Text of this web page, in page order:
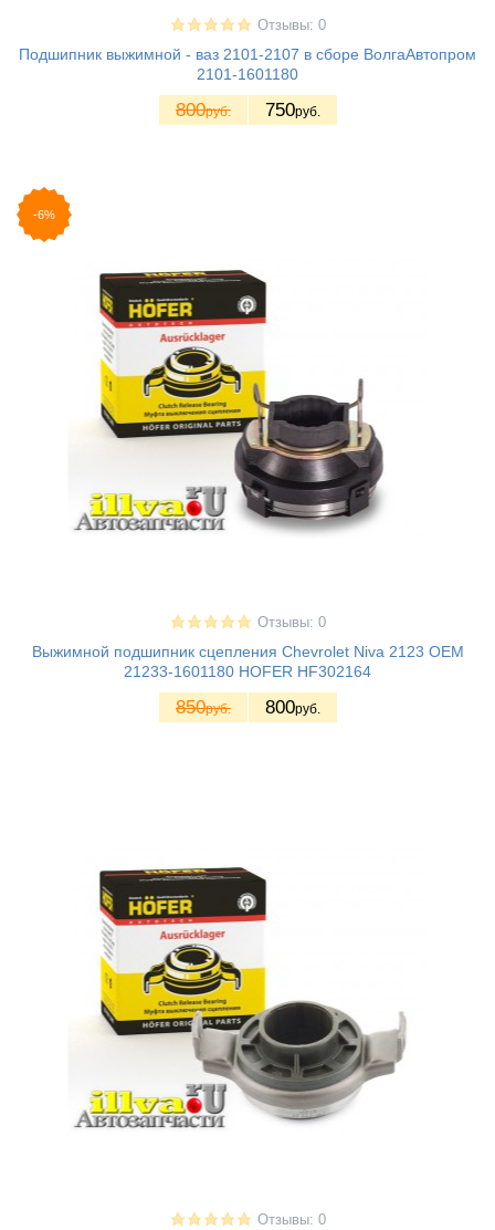
Отзывы: 0
Подшипник выжимной - ваз 2101-2107 в сборе ВолгаАвтопром
2101-1601180
800руб. 750руб.
-6%
Отзывы: 0
Выжимной подшипник сцепления Chevrolet Niva 2123 OEM
21233-1601180 HOFER HF302164
850руб. 800руб.
Отзывы: 0